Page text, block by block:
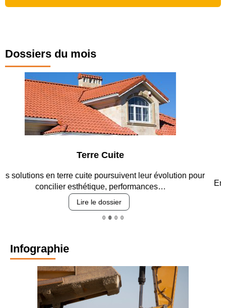
Dossiers du mois
Entre circulation, sécurisation des accès, durabilité des
revêtements et intégration…
Lire le dossier
Infographie